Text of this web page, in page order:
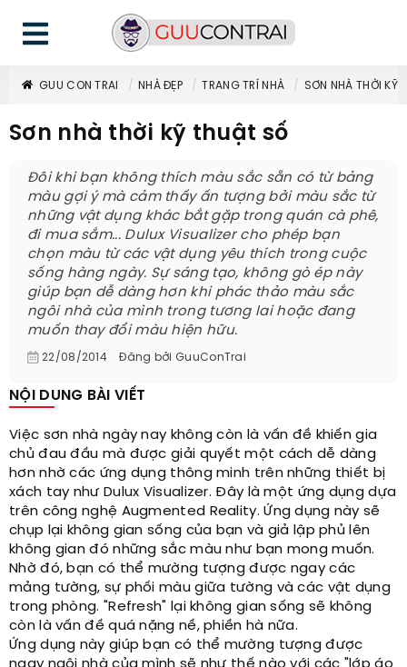
GUU CON TRAI NHÀ ĐẸP TRANG TRÍ NHÀ SƠN NHÀ THỜI KỸ
Sơn nhà thời kỹ thuật số
Đôi khi bạn không thích màu sắc sẵn có từ bảng
màu gợi ý mà cảm thấy ấn tượng bởi màu sắc từ
những vật dụng khác bắt gặp trong quán cà phê,
đi mua sắm... Dulux Visualizer cho phép bạn
chọn màu từ các vật dụng yêu thích trong cuộc
sống hàng ngày. Sự sáng tạo, không gò ép này
giúp bạn dễ dàng hơn khi phác thảo màu sắc
ngôi nhà của mình trong tương lai hoặc đang
muốn thay đổi màu hiện hữu.
22/08/2014 Đăng bởi GuuConTrai
NỘI DUNG BÀI VIẾT
Việc sơn nhà ngày nay không còn là vấn đề khiến gia
chủ đau đầu mà được giải quyết một cách dễ dàng
hơn nhờ các ứng dụng thông minh trên những thiết bị
xách tay như Dulux Visualizer. Đây là một ứng dụng dựa
trên công nghệ Augmented Reality. Ứng dụng này sẽ
chụp lại không gian sống của bạn và giả lập phủ lên
không gian đó những sắc màu như bạn mong muốn.
Nhờ đó, bạn có thể mường tượng được ngay các
mảng tường, sự phối màu giữa tường và các vật dụng
trong phòng. "Refresh" lại không gian sống sẽ không
còn là vấn đề quá nặng nề, phiền hà nữa.
Ứng dụng này giúp bạn có thể mường tượng được